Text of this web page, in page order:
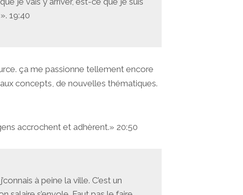
19:40
ça me passionne tellement encore
concepts, de nouvelles thématiques.
accrochent et adhèrent.» 20:50
à peine la ville. C’est un